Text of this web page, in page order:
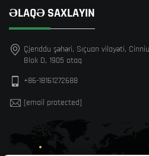
ƏLAQƏ SAXLAYIN
Çjenddu şəhəri, Sıçuan vilayəti,
Blok D, 1905 otaq
+86-18161272688
[email protected]